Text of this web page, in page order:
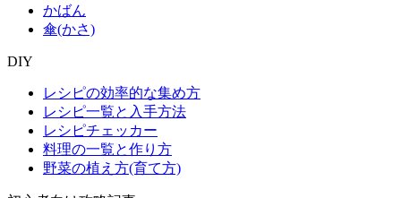
かばん
傘(かさ)
DIY
レシピの効率的な集め方
レシピ一覧と入手方法
レシピチェッカー
料理の一覧と作り方
野菜の植え方(育て方)